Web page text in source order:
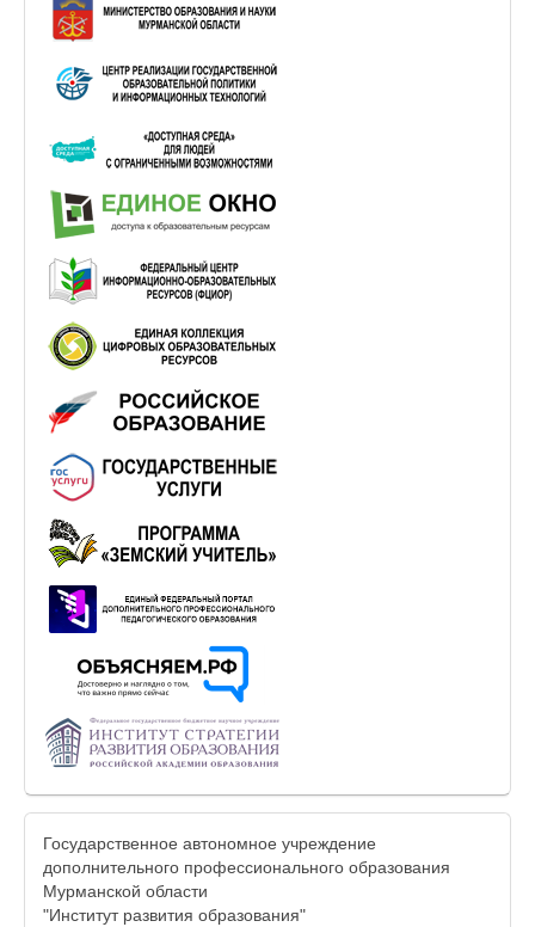
Государственное автономное учреждение
дополнительного профессионального образования
Мурманской области
"Институт развития образования"